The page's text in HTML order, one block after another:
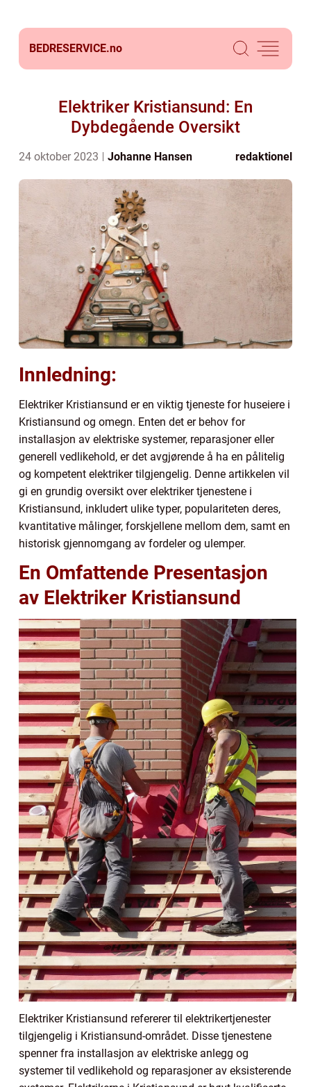
BEDRESERVICE.no
Elektriker Kristiansund: En
Dybdegående Oversikt
24 oktober 2023 Johanne Hansen redaktionel
Innledning:
Elektriker Kristiansund er en viktig tjeneste for huseiere i
Kristiansund og omegn. Enten det er behov for
installasjon av elektriske systemer, reparasjoner eller
generell vedlikehold, er det avgjørende å ha en pålitelig
og kompetent elektriker tilgjengelig. Denne artikkelen vil
gi en grundig oversikt over elektriker tjenestene i
Kristiansund, inkludert ulike typer, populariteten deres,
kvantitative målinger, forskjellene mellom dem, samt en
historisk gjennomgang av fordeler og ulemper.
En Omfattende Presentasjon
av Elektriker Kristiansund
Elektriker Kristiansund refererer til elektrikertjenester
tilgjengelig i Kristiansund-området. Disse tjenestene
spenner fra installasjon av elektriske anlegg og
systemer til vedlikehold og reparasjoner av eksisterende